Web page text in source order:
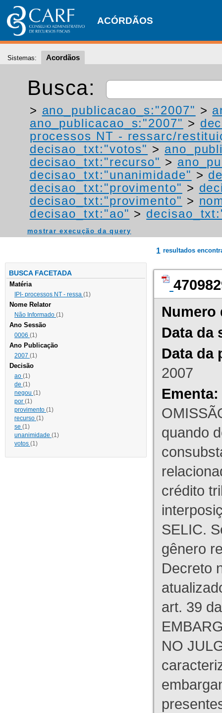
ACÓRDÃOS
Sistemas: Acordãos
Busca:
> ano_publicacao_s:"2007" >
ano_publicacao_s:"2007" >
processos NT - ressarc/
decisao_txt:"votos" >
decisao_txt:"recurso" >
decisao_txt:"unanimidade" >
decisao_txt:"provimento" >
decisao_txt:"provimento" >
decisao_txt:"ao" >
mostrar execução da query
BUSCA FACETADA
Matéria
IPI- processos NT - ressa (1)
Nome Relator
Não Informado (1)
Ano Sessão
0006 (1)
Ano Publicação
2007 (1)
Decisão
ao (1)
de (1)
negou (1)
por (1)
provimento (1)
recurso (1)
se (1)
unanimidade (1)
votos (1)
1 resultados
Numero
Data da
Data da
2007
Ementa:
quando
crédito
SELIC.
gênero
Decreto
art. 39
NO